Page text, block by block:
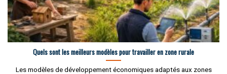
Quels sont les meilleurs modèles pour travailler en zone rurale
Les modèles de développement économiques adaptés aux zones